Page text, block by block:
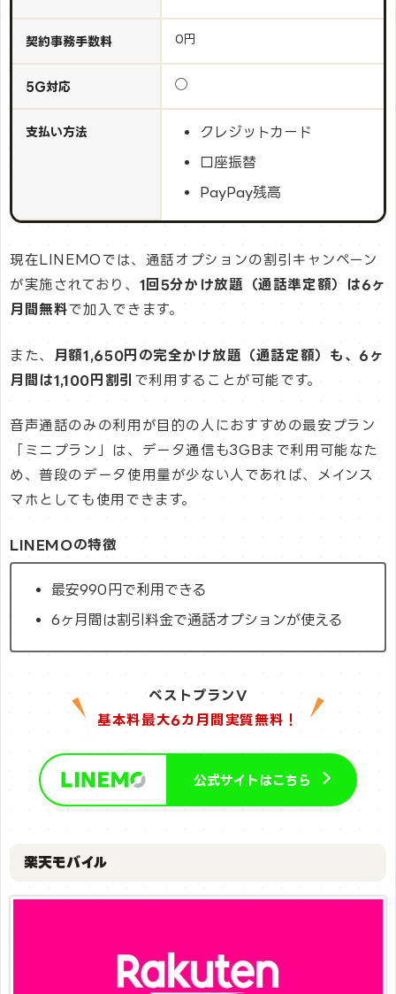
契約事務手数料 0円
5G対応 ◯
支払い方法
クレジットカード
口座振替
PayPay残高
現在LINEMOでは、通話オプションの割引キャンペーン
が実施されており、 1回5分かけ放題（通話準定額）は6ヶ
月間無料で加入できます。
また、
月額1,650円の完全かけ放題（通話定額）も、6ヶ
月間は1,100円割引 で利用することが可能です。
音声通話のみの利用が目的の人におすすめの最安プラン
「ミニプラン」は、データ通信も3GBまで利用可能なた
め、普段のデータ使用量が少ない人であれば、メインス
マホとしても使用できます。
LINEMOの特徴
最安990円で利用できる
6ヶ月間は割引料金で通話オプションが使える
ベストプランV
基本料最大6カ月間実質無料！
公式サイトはこちら
楽天モバイル